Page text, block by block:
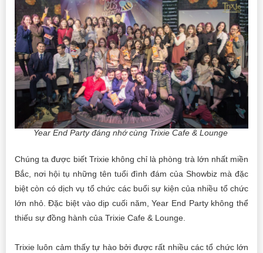
Year End Party đáng nhớ cùng Trixie Cafe & Lounge
Chúng ta được biết Trixie không chỉ là phòng trà lớn nhất miền
Bắc, nơi hội tụ những tên tuổi đình đám của Showbiz mà đặc
biệt còn có dịch vụ tổ chức các buổi sự kiện của nhiều tổ chức
lớn nhỏ. Đặc biệt vào dịp cuối năm, Year End Party không thể
thiếu sự đồng hành của Trixie Cafe & Lounge.
Trixie luôn cảm thấy tự hào bởi được rất nhiều các tổ chức lớn